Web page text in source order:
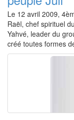
Le 12 avril 2009,
Raël, chef spirituel
Yahvé, leader du
créé toutes formes